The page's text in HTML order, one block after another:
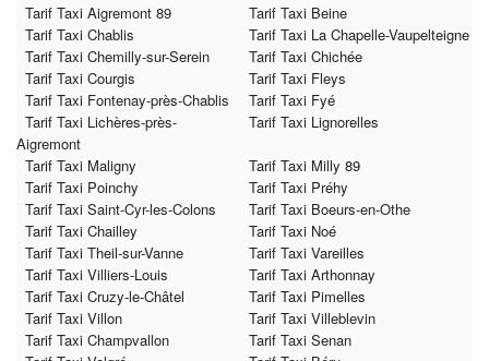
Tarif Taxi Aigremont 89
Tarif Taxi Beine
Tarif Taxi Chablis
Tarif Taxi La Chapelle-Vaupelteigne
Tarif Taxi Chemilly-sur-Serein
Tarif Taxi Chichée
Tarif Taxi Courgis
Tarif Taxi Fleys
Tarif Taxi Fontenay-près-Chablis
Tarif Taxi Fyé
Tarif Taxi Lichères-près-
Aigremont
Tarif Taxi Lignorelles
Tarif Taxi Maligny
Tarif Taxi Milly 89
Tarif Taxi Poinchy
Tarif Taxi Préhy
Tarif Taxi Saint-Cyr-les-Colons
Tarif Taxi Boeurs-en-Othe
Tarif Taxi Chailley
Tarif Taxi Noé
Tarif Taxi Theil-sur-Vanne
Tarif Taxi Vareilles
Tarif Taxi Villiers-Louis
Tarif Taxi Arthonnay
Tarif Taxi Cruzy-le-Châtel
Tarif Taxi Pimelles
Tarif Taxi Villon
Tarif Taxi Villeblevin
Tarif Taxi Champvallon
Tarif Taxi Senan